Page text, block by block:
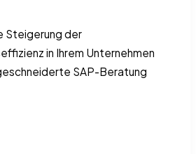
Steigerung der
in Ihrem Unternehmen
SAP-Beratung